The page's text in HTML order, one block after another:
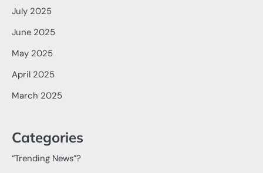
July 2025
June 2025
May 2025
April 2025
March 2025
Categories
“Trending News”?